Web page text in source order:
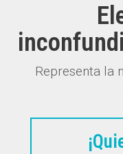
Representa la